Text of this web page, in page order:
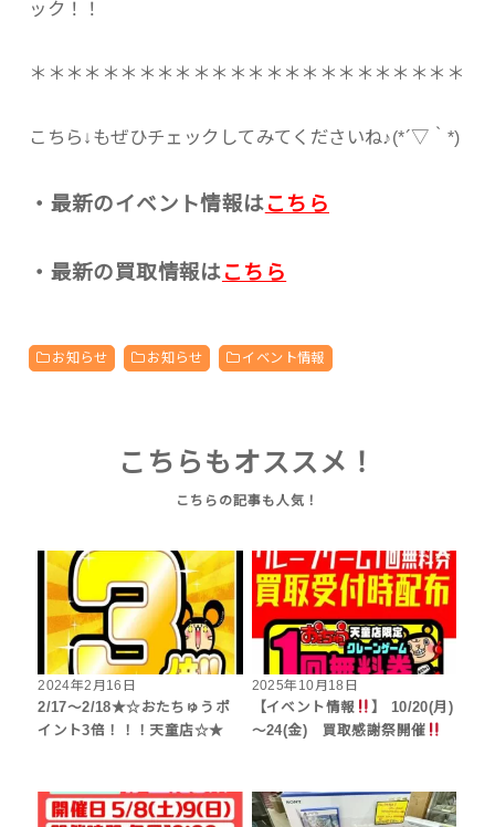
ック！！
＊＊＊＊＊＊＊＊＊＊＊＊＊＊＊＊＊＊＊＊＊＊＊＊
こちら↓もぜひチェックしてみてくださいね♪(*´▽｀*)
・最新のイベント情報はこちら
・最新の買取情報はこちら
お知らせ お知らせ イベント情報
こちらもオススメ！
2024年2月16日
2/17～2/18★☆おたちゅうポ
イント3倍！！！天童店☆★
2025年10月18日
【イベント情報
】 10/20(月)
～24(金) 買取感謝祭開催